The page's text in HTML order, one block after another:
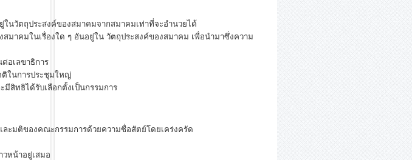
ในวัตถุประสงค์ของสมาคมจากสมาคมเท่าที่จะอำนวยได้
าคมในเรื่องใด ๆ อันอยู่ใน วัตถุประสงค์ของสมาคม เพื่อนำมาซึ่งความ
อเลขาธิการ
ติในการประชุมใหญ่
สิทธิได้รับเลือกตั้งเป็นกรรมการ
ะมติของคณะกรรมการด้วยความซื่อสัตย์โดยเคร่งครัด
วหน้าอยู่เสมอ